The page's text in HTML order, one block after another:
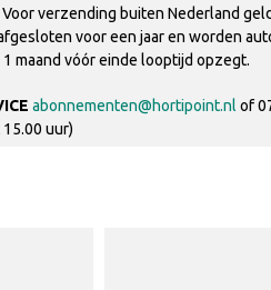
verzending buiten Nederland
voor een jaar en worden
maand vóór einde looptijd opzegt.
abonnementen@hortipoint.nl of
uur)